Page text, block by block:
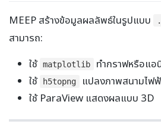
MEEP สร้างข้อมูลผลลัพธ์ในรูปแบบ
สามารถ:
ใช้ matplotlib
ทำกราฟหรือแอ
ใช้
h5topng
แปลงภาพสนามไฟ
ใช้ ParaView แสดงผลแบบ 3D